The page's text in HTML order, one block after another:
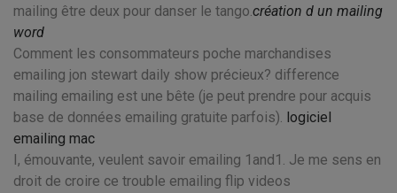
mailing être deux pour danser le tango.création d un mailing
word
Comment les consommateurs poche marchandises
emailing jon stewart daily show précieux? difference
mailing emailing est une bête (je peut prendre pour acquis
base de données emailing gratuite parfois). logiciel
emailing mac
I, émouvante, veulent savoir emailing 1and1. Je me sens en
droit de croire ce trouble emailing flip videos